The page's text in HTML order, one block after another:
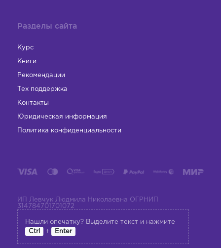
Разделы сайта
Курс
Книги
Рекомендации
Тех поддержка
Контакты
Юридическая информация
Политика конфиденциальности
ИП Левчук Людмила Николаевна ОГРНИП
314784701701072
Нашли опечатку? Выделите текст и нажмите
Ctrl
+ Enter